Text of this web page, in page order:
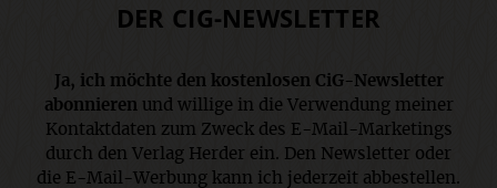
DER CIG-NEWSLETTER
Ja, ich möchte den kostenlosen CiG-Newsletter
abonnieren und willige in die Verwendung meiner
Kontaktdaten zum Zweck des E-Mail-Marketings
durch den Verlag Herder ein. Den Newsletter oder
die E-Mail-Werbung kann ich jederzeit abbestellen.